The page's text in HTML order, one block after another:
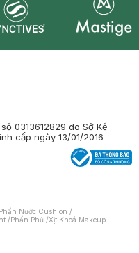
0313612829 do Sở Kế
cấp ngày 13/01/2016
Phấn Nước Cushion /
/Phấn Phủ /Xịt Khoá Makeup